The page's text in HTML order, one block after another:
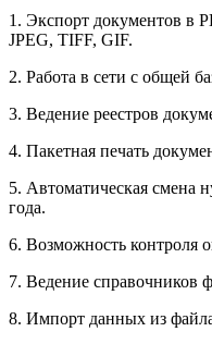
1. Экспорт докyментов в
JPEG, TIFF, GIF.
2. Работа в сети с общей
3. Ведение реестров
4. Пакетная печать
5. Автоматическая смена
года.
6. Возможность контроля
7. Ведение cпpавочников
8. Импорт данных из